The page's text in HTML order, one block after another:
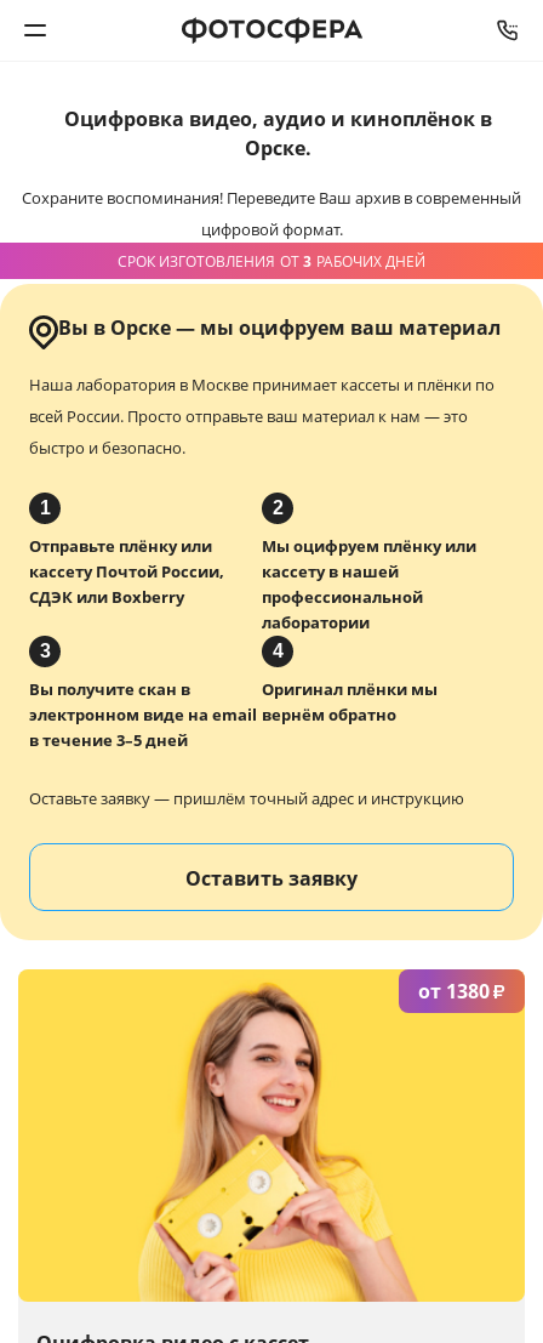
Печать фото
Фотокниги
Интерьерная печать
Фотоподарки
Багетная мастерская
Полиграфия
Услуги и сервис
Магазин
Оцифровка видео, аудио и киноплёнокв
Орске.
Сохраните воспоминания! Переведите Ваш архив в современный
цифровой формат.
СРОК ИЗГОТОВЛЕНИЯ ОТ3 РАБОЧИХ ДНЕЙ
Вы в Орске — мы оцифруем ваш материал
Наша лаборатория в Москве принимает кассеты и плёнки по
всей России. Просто отправьте ваш материал к нам — это
быстро и безопасно.
1
Отправьте плёнку или
кассету Почтой России,
СДЭК или Boxberry
2
Мы оцифруем плёнку или
кассету в нашей
профессиональной
лаборатории
3
Вы получите скан в
электронном виде на email
в течение 3–5 дней
4
Оригинал плёнки мы
вернём обратно
Оставьте заявку — пришлём точный адрес и инструкцию
Оставить заявку
от 1380₽